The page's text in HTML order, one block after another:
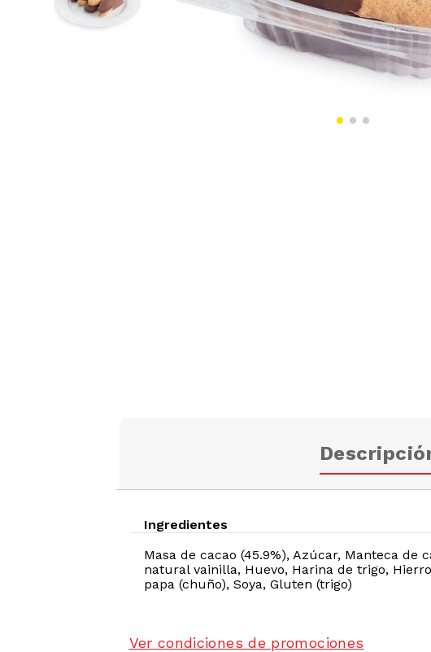
Ingredientes
Masa de cacao (45.9%), Azúcar, Manteca de
natural vainilla, Huevo, Harina de trigo,
papa (chuño), Soya, Gluten (trigo)
Ver condiciones de promociones